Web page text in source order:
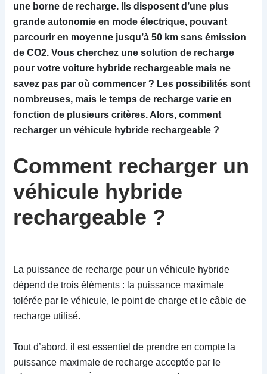
une borne de recharge. Ils disposent d’une plus
grande autonomie en mode électrique, pouvant
parcourir en moyenne jusqu’à 50 km sans émission
de CO2. Vous cherchez une solution de recharge
pour votre voiture hybride rechargeable mais ne
savez pas par où commencer ? Les possibilités sont
nombreuses, mais le temps de recharge varie en
fonction de plusieurs critères. Alors, comment
recharger un véhicule hybride rechargeable ?
Comment recharger un
véhicule hybride
rechargeable ?
La puissance de recharge pour un véhicule hybride
dépend de trois éléments : la puissance maximale
tolérée par le véhicule, le point de charge et le câble de
recharge utilisé.
Tout d’abord, il est essentiel de prendre en compte la
puissance maximale de recharge acceptée par le